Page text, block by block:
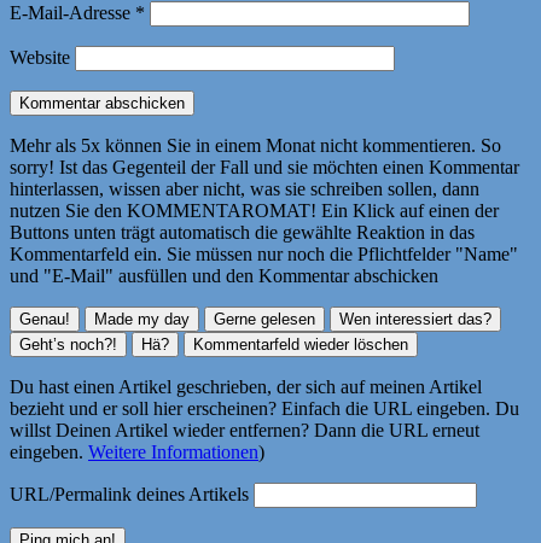
E-Mail-Adresse *
Website
Mehr als 5x können Sie in einem Monat nicht kommentieren. So
sorry! Ist das Gegenteil der Fall und sie möchten einen Kommentar
hinterlassen, wissen aber nicht, was sie schreiben sollen, dann
nutzen Sie den KOMMENTAROMAT! Ein Klick auf einen der
Buttons unten trägt automatisch die gewählte Reaktion in das
Kommentarfeld ein. Sie müssen nur noch die Pflichtfelder "Name"
und "E-Mail" ausfüllen und den Kommentar abschicken
Du hast einen Artikel geschrieben, der sich auf meinen Artikel
bezieht und er soll hier erscheinen? Einfach die URL eingeben. Du
willst Deinen Artikel wieder entfernen? Dann die URL erneut
eingeben. Weitere Informationen)
URL/Permalink deines Artikels